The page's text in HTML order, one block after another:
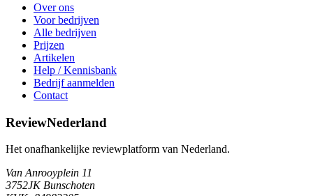
Over ons
Voor bedrijven
Alle bedrijven
Prijzen
Artikelen
Help / Kennisbank
Bedrijf aanmelden
Contact
ReviewNederland
Het onafhankelijke reviewplatform van Nederland.
Van Anrooyplein 11
3752JK Bunschoten